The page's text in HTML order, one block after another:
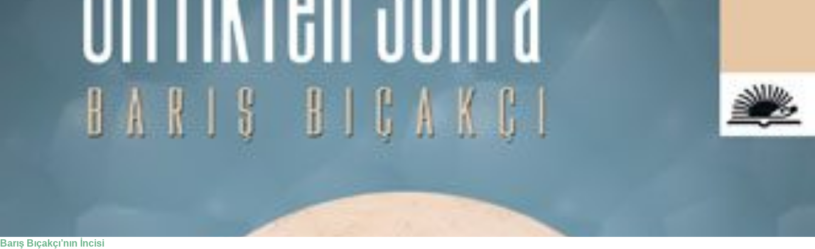
Barış Bıçakçı’nın İncisi